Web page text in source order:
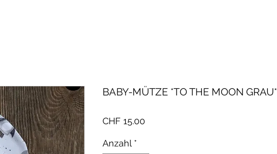
BABY-MÜTZE *TO THE MOON GRAU*
CHF 15.00
Anzahl *